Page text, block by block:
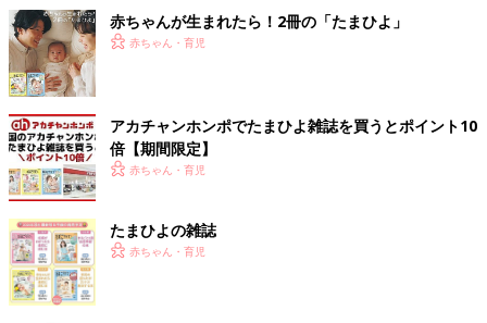
赤ちゃんが生まれたら！2冊の「たまひよ」
赤ちゃん・育児
アカチャンホンポでたまひよ雑誌を買うとポイント10
倍【期間限定】
赤ちゃん・育児
たまひよの雑誌
赤ちゃん・育児